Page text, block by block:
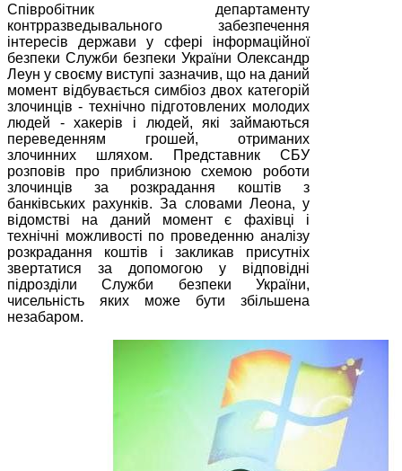
Співробітник департаменту
контрразведывального забезпечення
інтересів держави у сфері інформаційної
безпеки Служби безпеки України Олександр
Леун у своєму виступі зазначив, що на даний
момент відбувається симбіоз двох категорій
злочинців - технічно підготовлених молодих
людей - хакерів і людей, які займаються
переведенням грошей, отриманих
злочинних шляхом. Представник СБУ
розповів про приблизною схемою роботи
злочинців за розкрадання коштів з
банківських рахунків. За словами Леона, у
відомстві на даний момент є фахівці і
технічні можливості по проведенню аналізу
розкрадання коштів і закликав присутніх
звертатися за допомогою у відповідні
підрозділи Служби безпеки України,
чисельність яких може бути збільшена
незабаром.